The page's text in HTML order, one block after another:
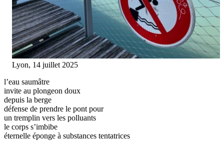
Lyon, 14 juillet 2025
l’eau saumâtre
invite au plongeon doux
depuis la berge
défense de prendre le pont pour
un tremplin vers les polluants
le corps s’imbibe
éternelle éponge à substances tentatrices